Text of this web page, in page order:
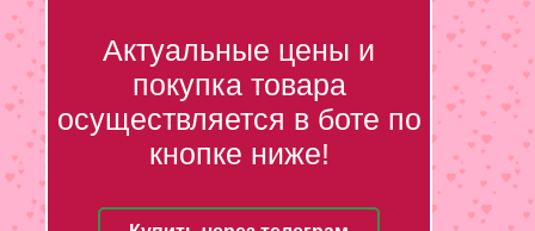
Актуальные цены и
покупка товара
осуществляется в боте по
кнопке ниже!